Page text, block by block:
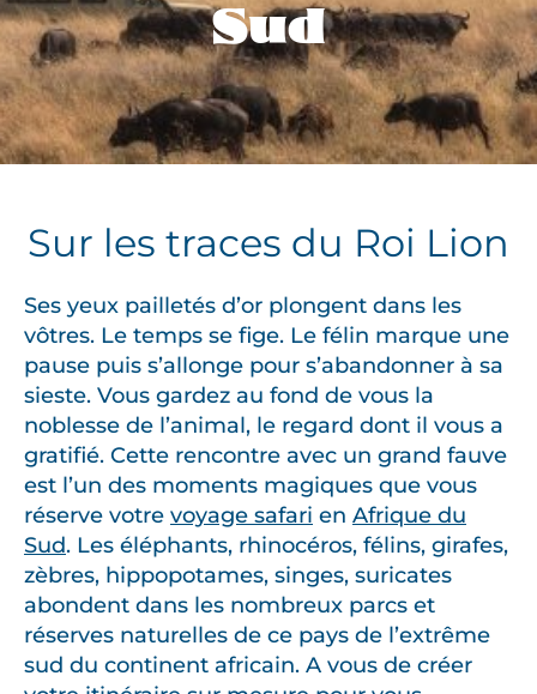
Sud
Sur les traces du Roi Lion
Ses yeux pailletés d’or plongent dans les
vôtres. Le temps se fige. Le félin marque une
pause puis s’allonge pour s’abandonner à sa
sieste. Vous gardez au fond de vous la
noblesse de l’animal, le regard dont il vous a
gratifié. Cette rencontre avec un grand fauve
est l’un des moments magiques que vous
réserve votre voyage safari en Afrique du
Sud. Les éléphants, rhinocéros, félins, girafes,
zèbres, hippopotames, singes, suricates
abondent dans les nombreux parcs et
réserves naturelles de ce pays de l’extrême
sud du continent africain. A vous de créer